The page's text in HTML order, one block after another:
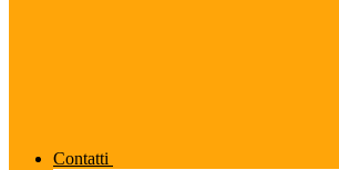
Contatti